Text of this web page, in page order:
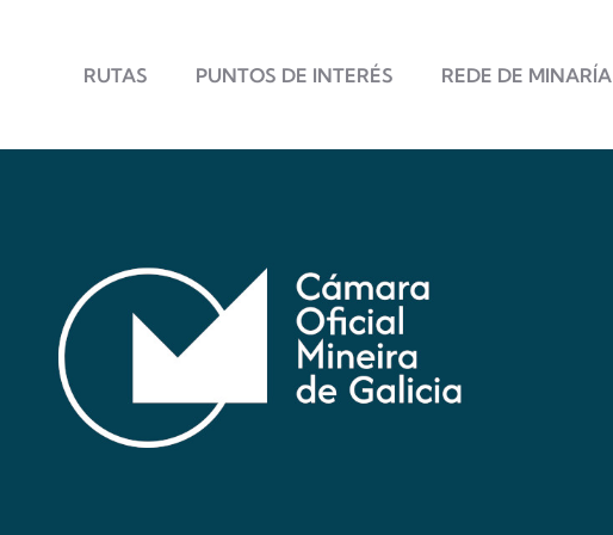
RUTAS PUNTOS DE INTERÉS REDE DE MINARÍA